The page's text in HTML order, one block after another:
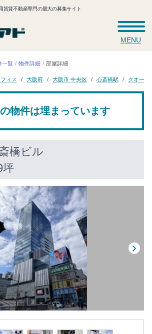
賃貸不動産専門の最大の募集サイト
MENU
一覧 物件詳細 部屋詳細
ィス 大阪府 大阪市 中央区 心斎橋駅 クオーツ
物件は埋まっています
橋ビル